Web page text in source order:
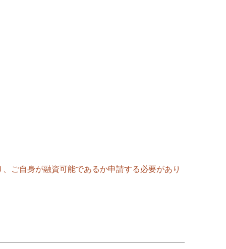
ご自身が融資可能であるか申請する必要があり